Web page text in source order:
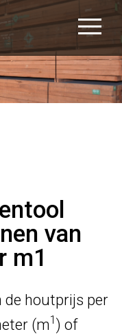
van
m1
de houtprijs per
(m1 ) of